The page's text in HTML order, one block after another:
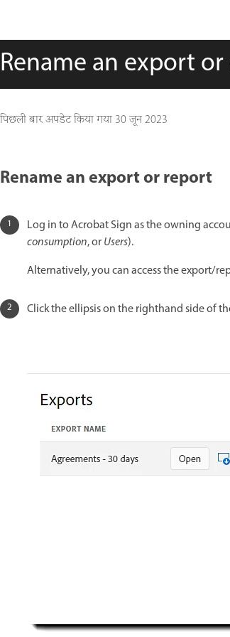
Rename an export
पिछली बार अपडेट किया गया 30 जून 2023
Rename an export or report
Log in to Acrobat Sign as the owning
consumption, orUsers).
Alternatively, you can access the export/
Click the ellipsis on the righthand side of